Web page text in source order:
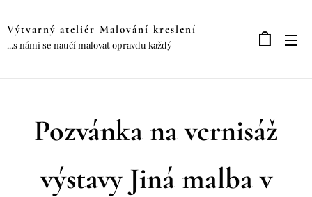
Výtvarný ateliér Malování kreslení
...s námi se naučí malovat opravdu každý
Pozvánka na vernisáž
výstavy Jiná malba v